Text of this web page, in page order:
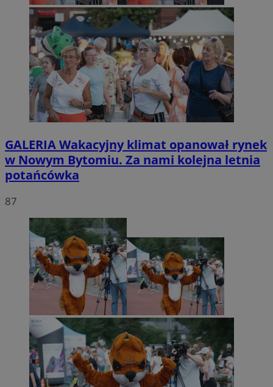
GALERIAWakacyjny klimat opanował rynek
w Nowym Bytomiu. Za nami kolejna letnia
potańcówka
87